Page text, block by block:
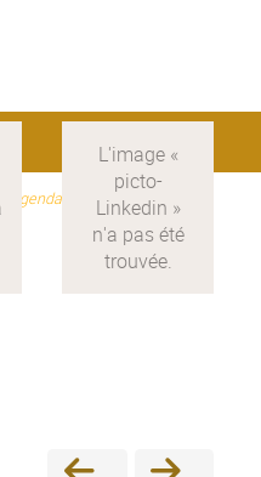
Agenda